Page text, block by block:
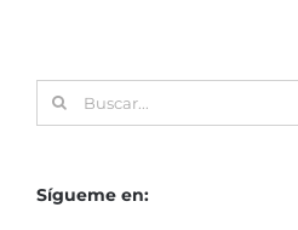
Buscar:
Sígueme en: